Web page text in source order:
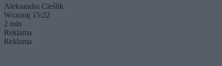
Aleksandra Cieślik
Wczoraj 15:22
2 min
Reklama
Reklama